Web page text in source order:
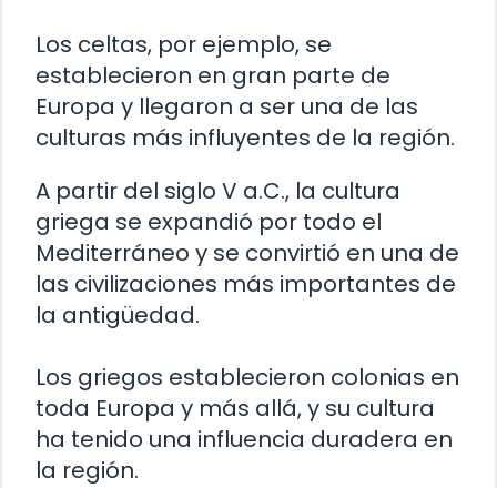
Los celtas, por ejemplo, se
establecieron en gran parte de
Europa y llegaron a ser una de las
culturas más influyentes de la región.
A partir del siglo V a.C., la cultura
griega se expandió por todo el
Mediterráneo y se convirtió en una de
las civilizaciones más importantes de
la antigüedad.
Los griegos establecieron colonias en
toda Europa y más allá, y su cultura
ha tenido una influencia duradera en
la región.